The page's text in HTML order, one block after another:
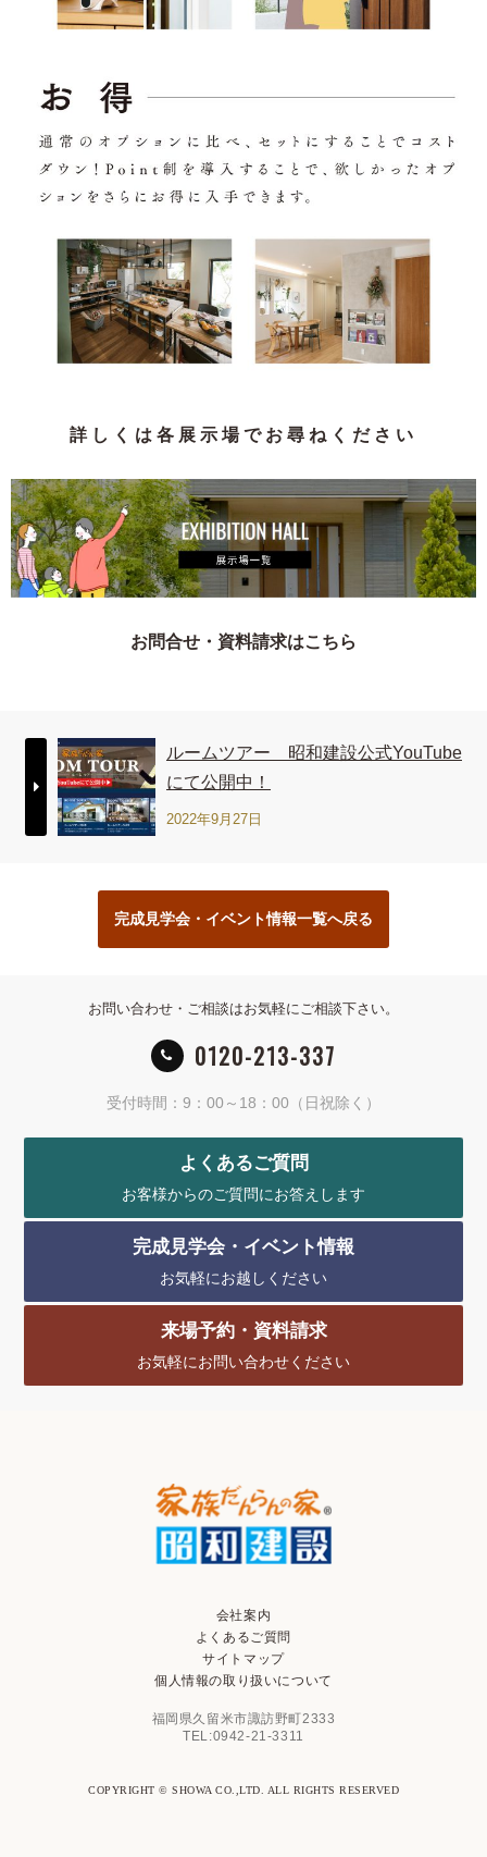
詳 し く は 各 展 示 場 で お 尋 ね く だ さ い
お問合せ・資料請求はこちら
ルームツアー 昭和建設公式YouTube
にて公開中！
2022年9月27日
完成見学会・イベント情報一覧へ戻る
お問い合わせ・ご相談はお気軽にご相談下さい。
0120-213-337
受付時間：9：00～18：00（日祝除く）
よくあるご質問
お客様からのご質問にお答えします
完成見学会・イベント情報
お気軽にお越しください
来場予約・資料請求
お気軽にお問い合わせください
会社案内
よくあるご質問
サイトマップ
個人情報の取り扱いについて
福岡県久留米市諏訪野町2333
TEL:0942-21-3311
COPYRIGHT © SHOWA CO.,LTD. ALL RIGHTS RESERVED